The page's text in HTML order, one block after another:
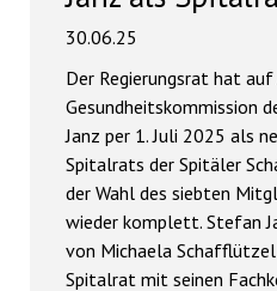
30.06.25
Der Regierungsrat hat
Gesundheitskommission
Janz per 1. Juli 2025 als
Spitalrats der Spitäler
der Wahl des siebten
wieder komplett. Stefan
von Michaela
Spitalrat mit seinen